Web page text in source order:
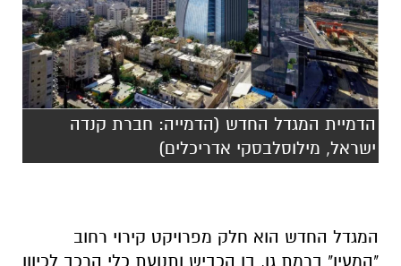
הדמיית המגדל החדש (הדמייה: חברת קנדה
ישראל, מילוסלבסקי אדריכלים)
המגדל החדש הוא חלק מפרויקט קירוי רחוב
"המעין" ברמת גן, בו הכביש ותנועת כלי הרכב לכיוון